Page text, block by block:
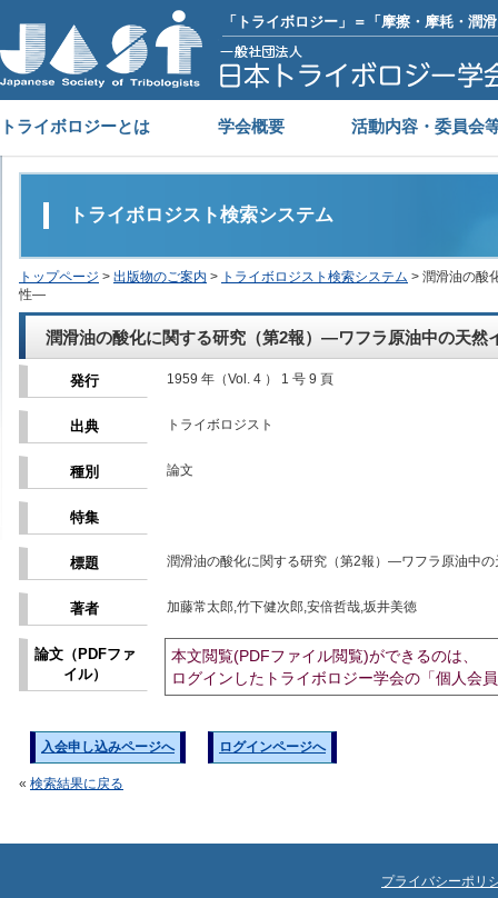
「トライボロジー」＝「摩擦・摩耗・潤
トライボロジーとは 学会概要 活動内容・委員会
トライボロジスト検索システム
トップページ > 出版物のご案内 > トライボロジスト検索システム > 潤滑油の酸
性―
潤滑油の酸化に関する研究（第2報）―ワフラ原油中の天
発行 1959 年（Vol. 4 ） 1 号 9 頁
出典 トライボロジスト
種別 論文
特集
標題 潤滑油の酸化に関する研究（第2報）―ワフラ原油中
著者 加藤常太郎,竹下健次郎,安倍哲哉,坂井美徳
論文（PDFファ
イル）
本文閲覧(PDFファイル閲覧)ができるのは、
ログインしたトライボロジー学会の「個人会
入会申し込みページへ ログインページへ
« 検索結果に戻る
プライバシーポリ